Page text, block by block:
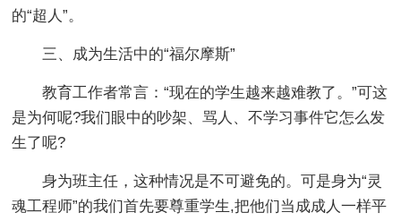
的“超人”。
三、成为生活中的“福尔摩斯”
教育工作者常言：“现在的学生越来越难教了。”可这
是为何呢?我们眼中的吵架、骂人、不学习事件它怎么发
生了呢?
身为班主任，这种情况是不可避免的。可是身为“灵
魂工程师”的我们首先要尊重学生,把他们当成成人一样平